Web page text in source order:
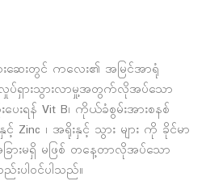
ားဆေးတွင် ကလေး၏ အမြင်အာရုံ
လှုပ်ရှားသွားလာမှု့အတွက်လိုအပ်သော
ေးရန် Vit B၊ ကိုယ်ခံစွမ်းအားစနစ်‌
Zinc ၊ အရိုးနှင့် သွား များ ကို ခိုင်မာ
ြားမရှိ မဖြစ် တနေ့တာလိုအပ်သော
ည်းပါဝင်ပါသည်။